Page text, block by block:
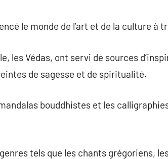
le monde de l’art et de la culture à
les Védas, ont servi de sources
de sagesse et de spiritualité.
bouddhistes et les
tels que les chants grégoriens,